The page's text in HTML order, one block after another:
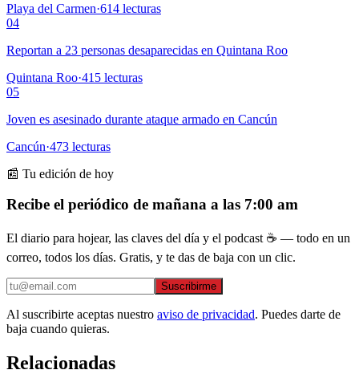
Playa del Carmen·614 lecturas
04
Reportan a 23 personas desaparecidas en Quintana Roo
Quintana Roo·415 lecturas
05
Joven es asesinado durante ataque armado en Cancún
Cancún·473 lecturas
📰 Tu edición de hoy
Recibe el periódico de mañana a las 7:00 am
El diario para hojear, las claves del día y el podcast ☕ — todo en un
correo, todos los días. Gratis, y te das de baja con un clic.
Suscribirme
Al suscribirte aceptas nuestro aviso de privacidad. Puedes darte de
baja cuando quieras.
Relacionadas